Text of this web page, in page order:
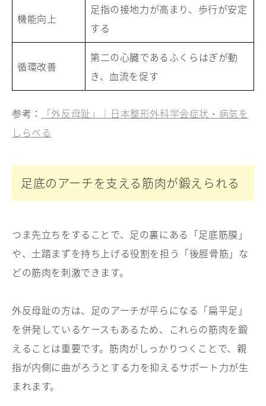
機能向上
足指の接地力が高まり、歩行が安定
する
循環改善
第二の心臓であるふくらはぎが動
き、血流を促す
参考：
「外反母趾」｜日本整形外科学会症状・病気を
しらべる
足底のアーチを支える筋肉が鍛えられる
つま先立ちをすることで、足の裏にある「足底筋膜」
や、土踏まずを持ち上げる役割を担う「後脛骨筋」な
どの筋肉を刺激できます。
外反母趾の方は、足のアーチが平らになる「扁平足」
を併発しているケースもあるため、これらの筋肉を鍛
えることは重要です。筋肉がしっかりつくことで、親
指が内側に曲がろうとする力を抑えるサポート力が生
まれます。